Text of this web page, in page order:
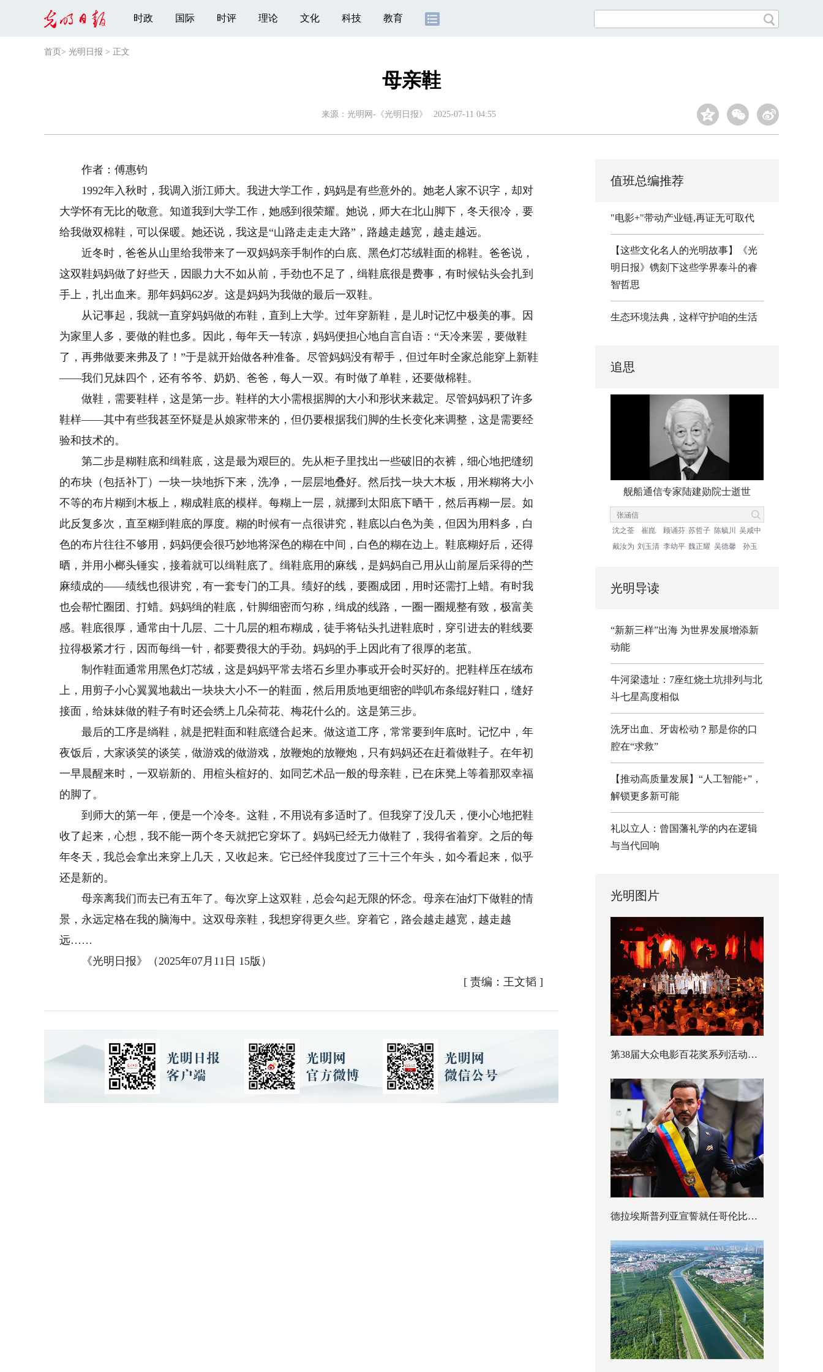
时政 国际 时评 理论 文化 科技 教育
首页 > 光明日报 > 正文
母亲鞋
来源： 光明网-《光明日报》 2025-07-11 04:55
作者：傅惠钧
1992年入秋时，我调入浙江师大。我进大学工作，妈妈是有些意外的。她老人家不识字，却对
大学怀有无比的敬意。知道我到大学工作，她感到很荣耀。她说，师大在北山脚下，冬天很冷，要
给我做双棉鞋，可以保暖。她还说，我这是“山路走走走大路”，路越走越宽，越走越远。
近冬时，爸爸从山里给我带来了一双妈妈亲手制作的白底、黑色灯芯绒鞋面的棉鞋。爸爸说，
这双鞋妈妈做了好些天，因眼力大不如从前，手劲也不足了，缉鞋底很是费事，有时候钻头会扎到
手上，扎出血来。那年妈妈62岁。这是妈妈为我做的最后一双鞋。
从记事起，我就一直穿妈妈做的布鞋，直到上大学。过年穿新鞋，是儿时记忆中极美的事。因
为家里人多，要做的鞋也多。因此，每年天一转凉，妈妈便担心地自言自语：“天冷来罢，要做鞋
了，再弗做要来弗及了！”于是就开始做各种准备。尽管妈妈没有帮手，但过年时全家总能穿上新鞋
——我们兄妹四个，还有爷爷、奶奶、爸爸，每人一双。有时做了单鞋，还要做棉鞋。
做鞋，需要鞋样，这是第一步。鞋样的大小需根据脚的大小和形状来裁定。尽管妈妈积了许多
鞋样——其中有些我甚至怀疑是从娘家带来的，但仍要根据我们脚的生长变化来调整，这是需要经
验和技术的。
第二步是糊鞋底和缉鞋底，这是最为艰巨的。先从柜子里找出一些破旧的衣裤，细心地把缝纫
的布块（包括补丁）一块一块地拆下来，洗净，一层层地叠好。然后找一块大木板，用米糊将大小
不等的布片糊到木板上，糊成鞋底的模样。每糊上一层，就挪到太阳底下晒干，然后再糊一层。如
此反复多次，直至糊到鞋底的厚度。糊的时候有一点很讲究，鞋底以白色为美，但因为用料多，白
色的布片往往不够用，妈妈便会很巧妙地将深色的糊在中间，白色的糊在边上。鞋底糊好后，还得
晒，并用小榔头锤实，接着就可以缉鞋底了。缉鞋底用的麻线，是妈妈自己用从山前屋后采得的苎
麻绩成的——绩线也很讲究，有一套专门的工具。绩好的线，要圈成团，用时还需打上蜡。有时我
也会帮忙圈团、打蜡。妈妈缉的鞋底，针脚细密而匀称，缉成的线路，一圈一圈规整有致，极富美
感。鞋底很厚，通常由十几层、二十几层的粗布糊成，徒手将钻头扎进鞋底时，穿引进去的鞋线要
拉得极紧才行，因而每缉一针，都要费很大的手劲。妈妈的手上因此有了很厚的老茧。
制作鞋面通常用黑色灯芯绒，这是妈妈平常去塔石乡里办事或开会时买好的。把鞋样压在绒布
上，用剪子小心翼翼地裁出一块块大小不一的鞋面，然后用质地更细密的哔叽布条绲好鞋口，缝好
接面，给妹妹做的鞋子有时还会绣上几朵荷花、梅花什么的。这是第三步。
最后的工序是绱鞋，就是把鞋面和鞋底缝合起来。做这道工序，常常要到年底时。记忆中，年
夜饭后，大家谈笑的谈笑，做游戏的做游戏，放鞭炮的放鞭炮，只有妈妈还在赶着做鞋子。在年初
一早晨醒来时，一双崭新的、用楦头楦好的、如同艺术品一般的母亲鞋，已在床凳上等着那双幸福
的脚了。
到师大的第一年，便是一个冷冬。这鞋，不用说有多适时了。但我穿了没几天，便小心地把鞋
收了起来，心想，我不能一两个冬天就把它穿坏了。妈妈已经无力做鞋了，我得省着穿。之后的每
年冬天，我总会拿出来穿上几天，又收起来。它已经伴我度过了三十三个年头，如今看起来，似乎
还是新的。
母亲离我们而去已有五年了。每次穿上这双鞋，总会勾起无限的怀念。母亲在油灯下做鞋的情
景，永远定格在我的脑海中。这双母亲鞋，我想穿得更久些。穿着它，路会越走越宽，越走越
远……
《光明日报》（2025年07月11日 15版）
[ 责编：王文韬 ]
值班总编推荐
"电影+"带动产业链,再证无可取代
【这些文化名人的光明故事】《光
明日报》镌刻下这些学界泰斗的睿
智哲思
生态环境法典，这样守护咱的生活
追思
舰船通信专家陆建勋院士逝世
沈之荃 崔崑 顾诵芬 苏哲子 陈毓川
吴咸中
戴汝为 刘玉清 李幼平 魏正耀 吴德馨 孙玉
光明导读
“新新三样”出海 为世界发展增添新
动能
牛河梁遗址：7座红烧土坑排列与北
斗七星高度相似
洗牙出血、牙齿松动？那是你的口
腔在“求救”
【推动高质量发展】“人工智能+”，
解锁更多新可能
礼以立人：曾国藩礼学的内在逻辑
与当代回响
光明图片
第38届大众电影百花奖系列活动开幕
德拉埃斯普列亚宣誓就任哥伦比亚总统